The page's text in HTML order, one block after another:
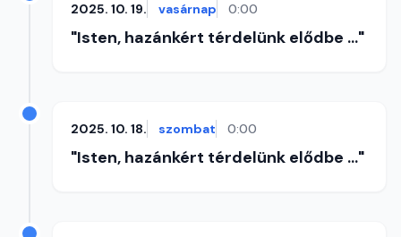
2025. 10. 19. vasárnap 0:00
"Isten, hazánkért térdelünk elődbe ..."
2025. 10. 18. szombat 0:00
"Isten, hazánkért térdelünk elődbe ..."